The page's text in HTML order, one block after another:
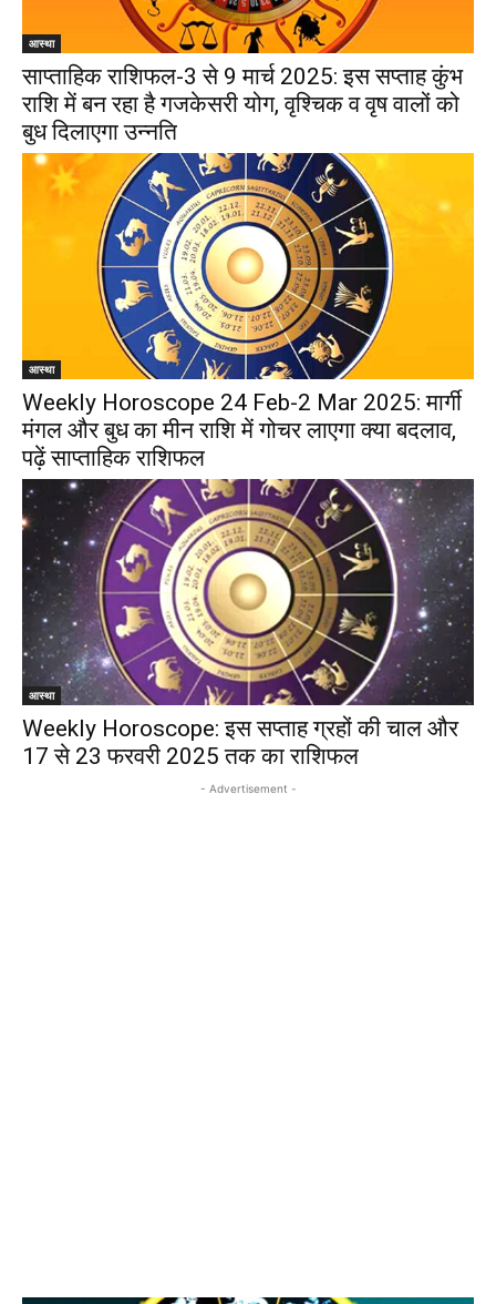
आस्था
साप्ताहिक राशिफल-3 से 9 मार्च 2025: इस सप्ताह कुंभ
राशि में बन रहा है गजकेसरी योग, वृश्चिक व वृष वालों को
बुध दिलाएगा उन्नति
आस्था
Weekly Horoscope 24 Feb-2 Mar 2025: मार्गी
मंगल और बुध का मीन राशि में गोचर लाएगा क्या बदलाव,
पढ़ें साप्ताहिक राशिफल
आस्था
Weekly Horoscope: इस सप्ताह ग्रहों की चाल और
17 से 23 फरवरी 2025 तक का राशिफल
- Advertisement -